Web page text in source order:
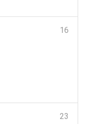
16
23